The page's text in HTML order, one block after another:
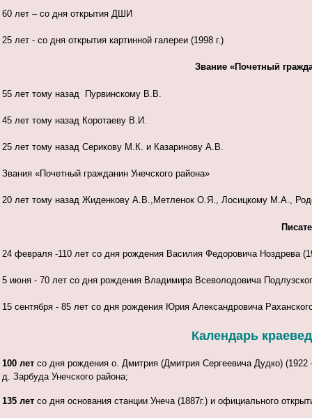
60 лет – со дня открытия ДШИ
25 лет - со дня открытия картинной галереи (1998 г.)
Звание «Почетный
55 лет тому назад Пурвинскому В.В.
45 лет тому назад Коротаеву В.И.
25 лет тому назад Серикову М.К. и Казаринову А.В.
Звания «Почетный гражданин Унечского района»
20 лет тому назад Жиденкову А.В.,Метленок О.Я., Лосицкому М.А.,
24 февраля -110 лет со дня рождения Василия Федоровича Ноздрева
5 июня - 70 лет со дня рождения Владимира Всеволодовича
15 сентября - 85 лет со дня рождения Юрия Александровича
Календарь
100 лет со дня рождения о. Дмитрия (Дмитрия Сергеевича Дудко) (1922
д. Зарбуда Унечского района;
135 лет со дня основания станции Унеча (1887г.) и официального